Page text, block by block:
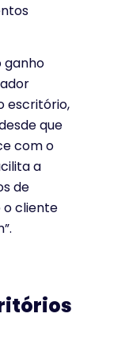
ganho
escritório,
que
com o
a
de
o cliente